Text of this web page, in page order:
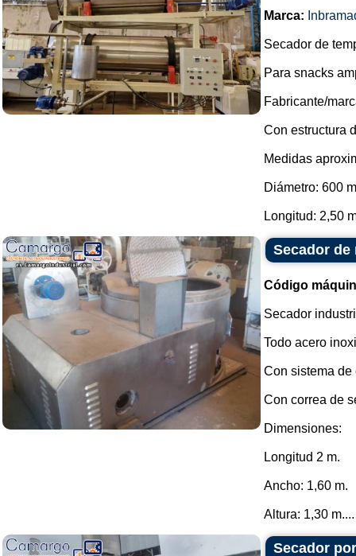
Marca:
Secador de
Para snacks
Fabricante/
Con estructura
Medidas
Diámetro: 600
Longitud: 2,50
Secador de
Código
Secador
Todo acero
Con sistema
Con correa de
Dimensiones:
Longitud 2 m.
Ancho: 1,60 m.
Altura: 1,30 m....
Secador